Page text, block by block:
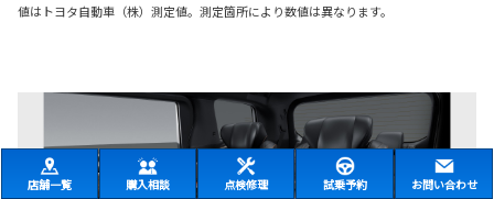
値はトヨタ自動車（株）測定値。測定箇所により数値は異なります。
店舗一覧 購入相談 点検修理 試乗予約 お問い合わせ